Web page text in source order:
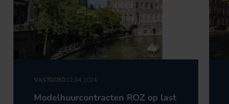
VASTGOED12.04.2024
Modelhuurcontracten ROZ op last